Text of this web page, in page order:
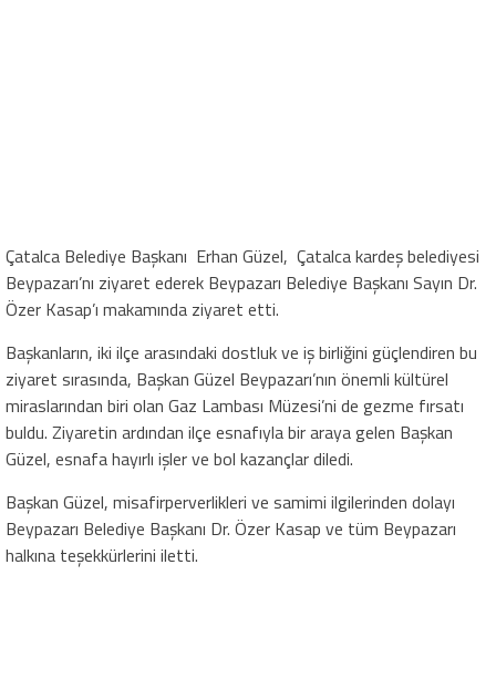
Çatalca Belediye Başkanı Erhan Güzel, Çatalca kardeş belediyesi
Beypazarı’nı ziyaret ederek Beypazarı Belediye Başkanı Sayın Dr.
Özer Kasap’ı makamında ziyaret etti.
Başkanların, iki ilçe arasındaki dostluk ve iş birliğini güçlendiren bu
ziyaret sırasında, Başkan Güzel Beypazarı’nın önemli kültürel
miraslarından biri olan Gaz Lambası Müzesi’ni de gezme fırsatı
buldu. Ziyaretin ardından ilçe esnafıyla bir araya gelen Başkan
Güzel, esnafa hayırlı işler ve bol kazançlar diledi.
Başkan Güzel, misafirperverlikleri ve samimi ilgilerinden dolayı
Beypazarı Belediye Başkanı Dr. Özer Kasap ve tüm Beypazarı
halkına teşekkürlerini iletti.